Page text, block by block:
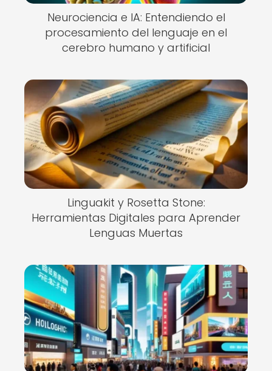
Neurociencia e IA: Entendiendo el
procesamiento del lenguaje en el
cerebro humano y artificial
Linguakit y Rosetta Stone:
Herramientas Digitales para Aprender
Lenguas Muertas